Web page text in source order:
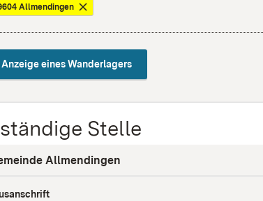
Allmendingen
Anzeige eines Wanderlagers
Stelle
Allmendingen